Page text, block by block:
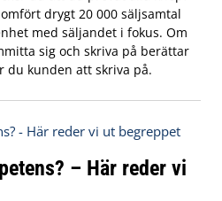
drygt 20 000 säljsamtal
med säljandet i fokus. Om
sig och skriva på berättar
du kunden att skriva på.
– Här reder vi